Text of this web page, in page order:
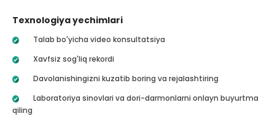
Texnologiya yechimlari
Talab bo'yicha video konsultatsiya
Xavfsiz sog'liq rekordi
Davolanishingizni kuzatib boring va rejalashtiring
Laboratoriya sinovlari va dori-darmonlarni onlayn buyurtma
qiling